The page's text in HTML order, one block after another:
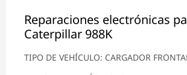
Reparaciones electrónicas
Caterpillar 988K
TIPO DE VEHÍCULO: CARGADOR FRONTAL